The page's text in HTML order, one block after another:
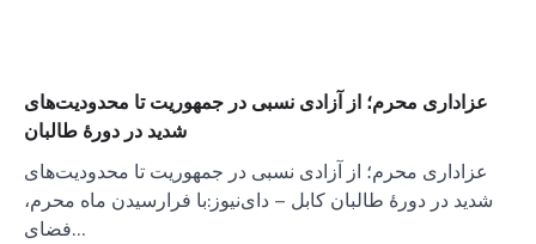
عزاداری محرم؛ از آزادی نسبی در جمهوریت تا محدودیت‌های
شدید در دورهٔ طالبان
عزاداری محرم؛ از آزادی نسبی در جمهوریت تا محدودیت‌های
شدید در دورهٔ طالبان کابل – دای‌نیوز:با فرارسیدن ماه محرم،
فضای…